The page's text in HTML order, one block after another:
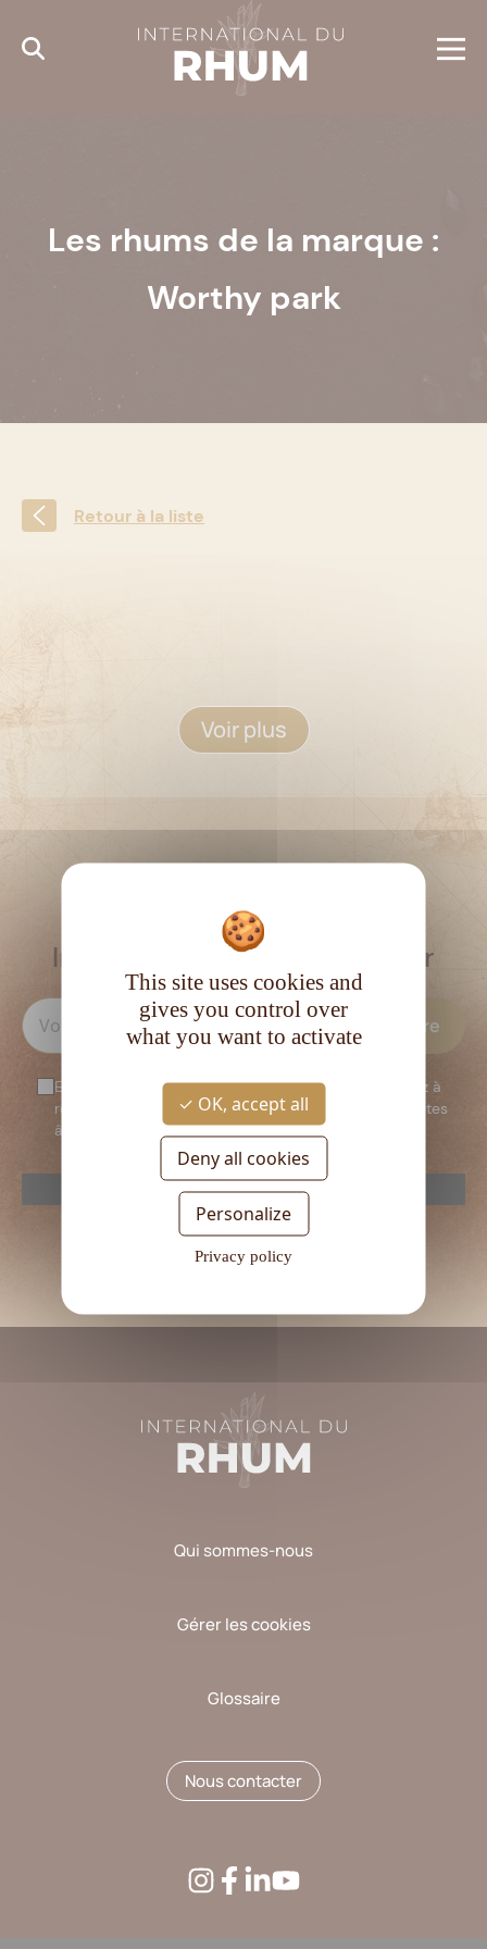
Les rhums de la marque :
Worthy park
Retour à la liste
Voir plus
RESTEZ INFORMÉ
Inscrivez-vous à la newsletter
En vous inscrivant à notre newsletter, vous consentez à
recevoir notre newsletter. Vous confirmez que vous êtes
âgé d’au moins 18 ans.
reCAPTCHA is disabled. Allow
champ
vide.
Qui sommes-nous
Gérer les cookies
Glossaire
Nous contacter
Cookies management panel
This site uses cookies and
gives you control over
what you want to activate
OK, accept all
Deny all cookies
Personalize
Privacy policy